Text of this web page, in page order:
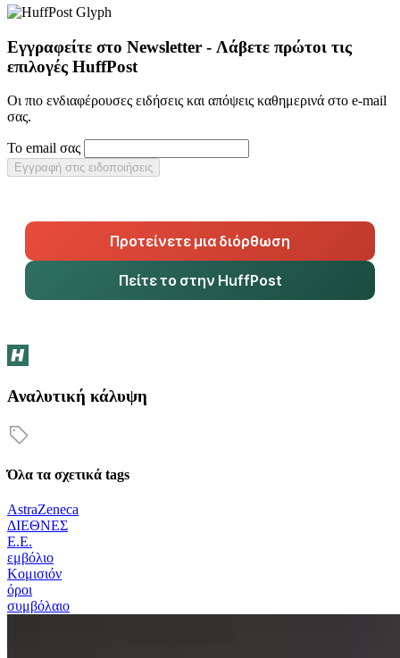
Εγγραφείτε στο Newsletter - Λάβετε πρώτοι τις
επιλογές HuffPost
Οι πιο ενδιαφέρουσες ειδήσεις και απόψεις καθημερινά στο e-mail
σας.
Το email σας
Εγγραφή στις ειδοποιήσεις
Προτείνετε μια διόρθωση
Πείτε το στην HuffPost
Αναλυτική κάλυψη
Όλα τα σχετικά tags
AstraZeneca
ΔΙΕΘΝΕΣ
Ε.Ε.
εμβόλιο
Κομισιόν
όροι
συμβόλαιο